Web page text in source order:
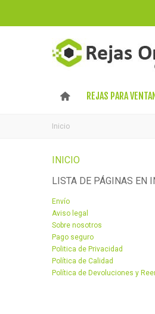
REJAS PARA
Inicio
INICIO
LISTA DE PÁGINAS EN
Envío
Aviso legal
Sobre nosotros
Pago seguro
Politica de Privacidad
Política de Calidad
Política de Devoluciones y